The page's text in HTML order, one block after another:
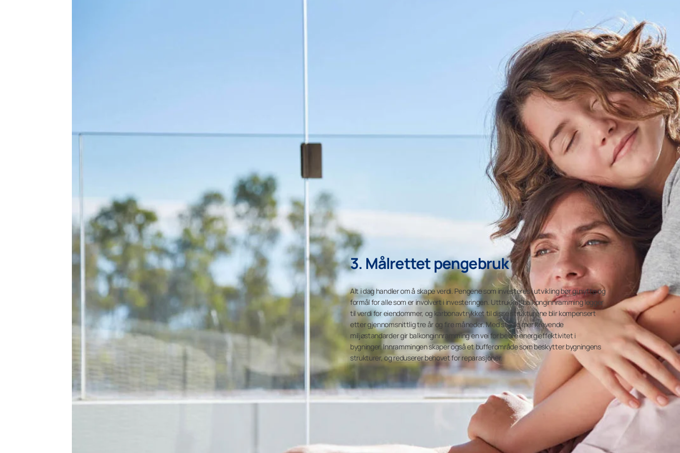
3. Målrettet pengebruk
Alt i dag handler om å skape verdi. Pengene som investeres i utvikling bør gi nytte og
formål for alle som er involvert i investeringen. Uttrukket balkonginnramming legger
til verdi for eiendommer, og karbonavtrykket til disse strukturene blir kompensert
etter gjennomsnittlig tre år og fire måneder. Med stadig mer krevende
miljøstandarder gir balkonginnramming en vei for bedre energieffektivitet i
bygninger. Innrammingen skaper også et bufferområde som beskytter bygningens
strukturer, og reduserer behovet for reparasjoner.